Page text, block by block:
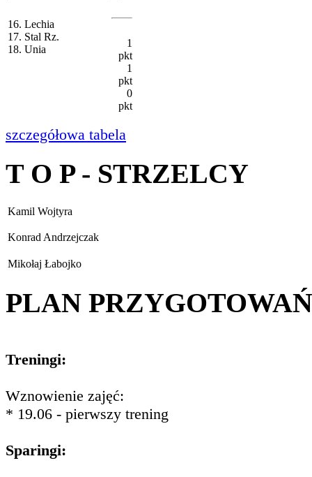
16. Lechia
17. Stal Rz.
18. Unia
1
pkt
1
pkt
0
pkt
szczegółowa tabela
T O P - STRZELCY
Kamil Wojtyra
Konrad Andrzejczak
Mikołaj Łabojko
PLAN PRZYGOTOWAŃ
Treningi:
Wznowienie zajęć:
* 19.06 - pierwszy trening
Sparingi: